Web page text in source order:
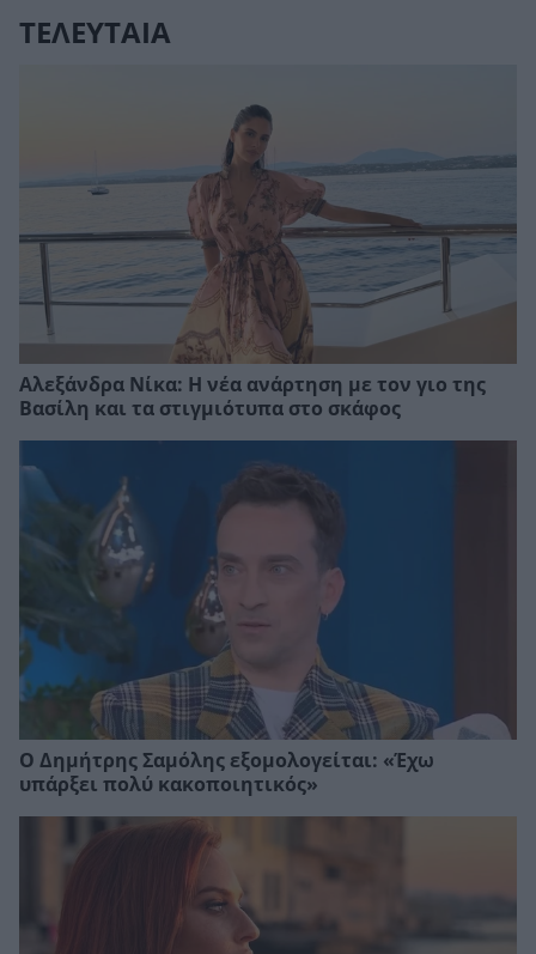
ΤΕΛΕΥΤΑΙΑ
Αλεξάνδρα Νίκα: Η νέα ανάρτηση με τον γιο της
Βασίλη και τα στιγμιότυπα στο σκάφος
Ο Δημήτρης Σαμόλης εξομολογείται: «Έχω
υπάρξει πολύ κακοποιητικός»